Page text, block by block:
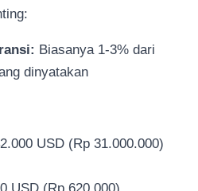
Biasanya 1-3% dari
dinyatakan
USD (Rp 31.000.000)